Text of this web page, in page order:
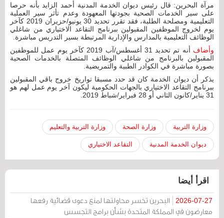
مرآة البحرين: قال رئيس ديوان الخدمة المدنية أحمد الزايد بأنه حرصا
على سير الخدمات الصحية بجودتها المعهودة وعدم تأثر سير العملية
التعليمية ومصلحة الطلبة، فقد تقرر تحديد 30 يونيو/حزيران 2019 كآخر
يوم لخروج الموظفين المقبولين ببرنامج التقاعد الاختياري من شاغلي
الوظائف التعليمية بالمدارس والإدارية المرتبطة بسير التدريس مباشرة.
وأضاف
أنه تم تحديد 31 أغسطس/آب 2019 كآخر يوم عمل للموظفين
المقبولين بالبرنامج من شاغلي الوظائف المتصلة بالخدمات الصحية
بصورة مباشرة في الكوادر الطبية والتمريضية.
يذكر أن ديوان الخدمة كان قد حدد مسبقا تواريخ خروج باقي المقبولين
ببرنامج التقاعد الاختياري بالجهات الحكومية ليكون آخر يوم عمل لهم هو
31 يناير/كانون الثاني أو 28 فبراير/شباط 2019.
وزارة التربية وزارة الصحة وزارة التربية والتعليم
ديوان الخدمة المدنية التقاعد الاختياري
اقرأ أيضا
2026-07-27
البحرين تخسر محاولتها لمنع دعوى قضائية رفعها
معارضون في المملكة المتحدة بشأن برامج التجسس